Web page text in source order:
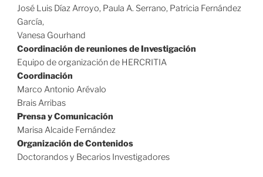
José Luis Díaz Arroyo, Paula A. Serrano, Patricia Fernández
García,
Vanesa Gourhand
Coordinación de reuniones de Investigación
Equipo de organización de HERCRITIA
Coordinación
Marco Antonio Arévalo
Brais Arribas
Prensa y Comunicación
Marisa Alcaide Fernández
Organización de Contenidos
Doctorandos y Becarios Investigadores